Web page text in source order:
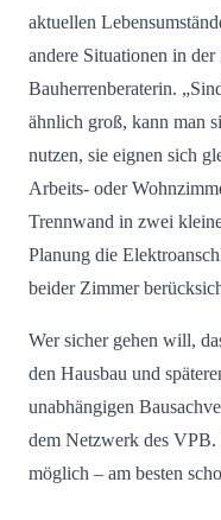
aktuellen
andere Situationen in
Bauherrenberaterin.
ähnlich groß, kann man
nutzen, sie eignen sich
Arbeits- oder
Trennwand in zwei
Planung die
beider Zimmer
Wer sicher gehen will,
den Hausbau und
unabhängigen
dem Netzwerk des
möglich – am besten